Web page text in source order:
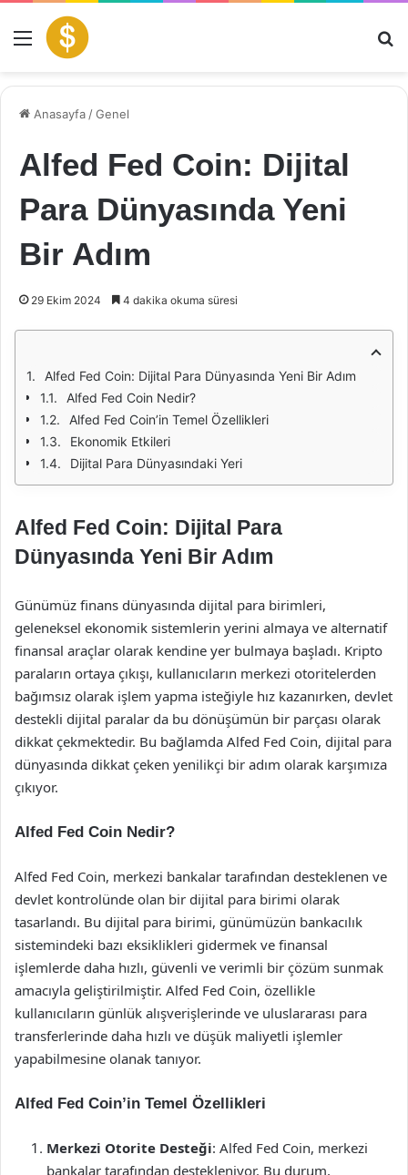
Menü
Anasayfa /Genel
Alfed Fed Coin: Dijital
Para Dünyasında Yeni
Bir Adım
29 Ekim 2024 4 dakika okuma süresi
Alfed Fed Coin: Dijital Para Dünyasında Yeni Bir Adım
Alfed Fed Coin Nedir?
Alfed Fed Coin’in Temel Özellikleri
Ekonomik Etkileri
Dijital Para Dünyasındaki Yeri
Alfed Fed Coin: Dijital Para
Dünyasında Yeni Bir Adım
Günümüz finans dünyasında dijital para birimleri,
geleneksel ekonomik sistemlerin yerini almaya ve alternatif
finansal araçlar olarak kendine yer bulmaya başladı. Kripto
paraların ortaya çıkışı, kullanıcıların merkezi otoritelerden
bağımsız olarak işlem yapma isteğiyle hız kazanırken, devlet
destekli dijital paralar da bu dönüşümün bir parçası olarak
dikkat çekmektedir. Bu bağlamda Alfed Fed Coin, dijital para
dünyasında dikkat çeken yenilikçi bir adım olarak karşımıza
çıkıyor.
Alfed Fed Coin Nedir?
Alfed Fed Coin, merkezi bankalar tarafından desteklenen ve
devlet kontrolünde olan bir dijital para birimi olarak
tasarlandı. Bu dijital para birimi, günümüzün bankacılık
sistemindeki bazı eksiklikleri gidermek ve finansal
işlemlerde daha hızlı, güvenli ve verimli bir çözüm sunmak
amacıyla geliştirilmiştir. Alfed Fed Coin, özellikle
kullanıcıların günlük alışverişlerinde ve uluslararası para
transferlerinde daha hızlı ve düşük maliyetli işlemler
yapabilmesine olanak tanıyor.
Alfed Fed Coin’in Temel Özellikleri
Merkezi Otorite Desteği: Alfed Fed Coin, merkezi
bankalar tarafından destekleniyor. Bu durum,